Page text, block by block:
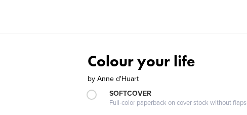
Colour your life
by Anne d'Huart
SOFTCOVER
Full-color paperback on cover stock without flaps